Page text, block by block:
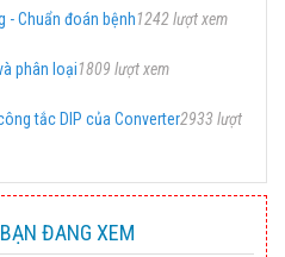
- Chuẩn đoán bệnh1242 lượt xem
phân loại1809 lượt xem
tắc DIP của Converter2933 lượt
ĐANG XEM